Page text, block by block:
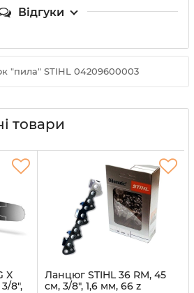
Відгуки
"пила" STIHL 04209600003
товари
X
8",
Ланцюг STIHL 36 RM, 45
см, 3/8", 1,6 мм, 66 z